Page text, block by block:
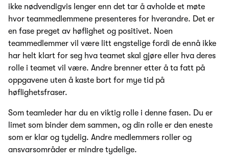
ikke nødvendigvis lenger enn det tar å avholde et møte
hvor teammedlemmene presenteres for hverandre. Det er
en fase preget av høflighet og positivet. Noen
teammedlemmer vil være litt engstelige fordi de ennå ikke
har helt klart for seg hva teamet skal gjøre eller hva deres
rolle i teamet vil være. Andre brenner etter å ta fatt på
oppgavene uten å kaste bort for mye tid på
høflighetsfraser.
Som teamleder har du en viktig rolle i denne fasen. Du er
limet som binder dem sammen, og din rolle er den eneste
som er klar og tydelig. Andre medlemmers roller og
ansvarsområder er mindre tydelige.